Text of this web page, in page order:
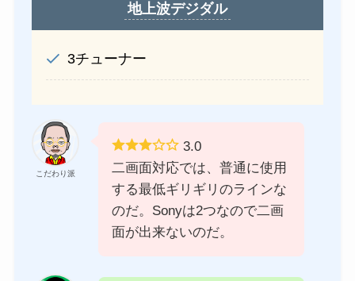
地上波デジダル
3チューナー
こだわり派
3.0
二画面対応では、普通に使用
する最低ギリギリのラインな
のだ。Sonyは2つなので二画
面が出来ないのだ。